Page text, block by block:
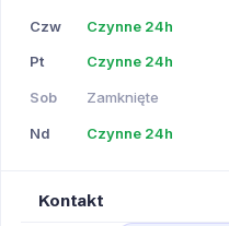
Czw Czynne 24h
Pt Czynne 24h
Sob Zamknięte
Nd Czynne 24h
Kontakt